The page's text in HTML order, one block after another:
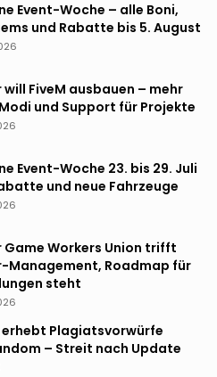
Event-Woche – alle Boni,
und Rabatte bis 5. August
FiveM ausbauen – mehr
und Support für Projekte
Event-Woche 23. bis 29. Juli
und neue Fahrzeuge
Game Workers Union trifft
Management, Roadmap für
steht
erhebt Plagiatsvorwürfe
– Streit nach Update